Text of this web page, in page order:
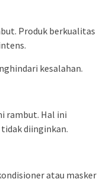
Produk berkualitas
kesalahan.
rambut. Hal ini
diinginkan.
atau masker